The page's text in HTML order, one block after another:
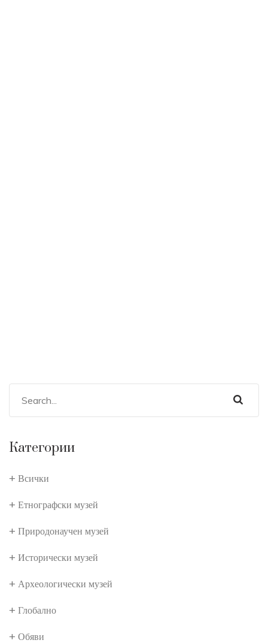
Категории
Всички
Етнографски музей
Природонаучен музей
Исторически музей
Археологически музей
Глобално
Обяви